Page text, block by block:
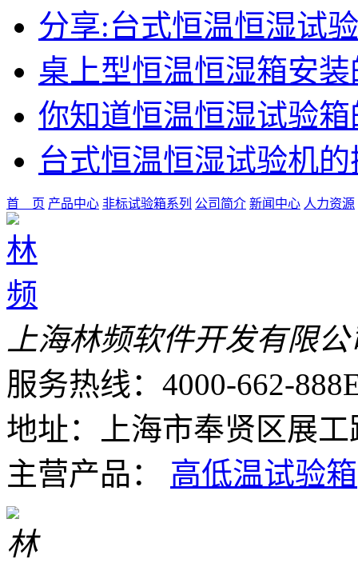
分享:台式恒温恒湿试
桌上型恒温恒湿箱安
你知道恒温恒湿试验
台式恒温恒湿试验机
首 页 产品中心 非标试验箱系列 公司简介 新闻中心 人力资源
上海林频软件开发有限公
服务热线：4000-662-888
地址：上海市奉贤区展工
主营产品： 高低温试验箱